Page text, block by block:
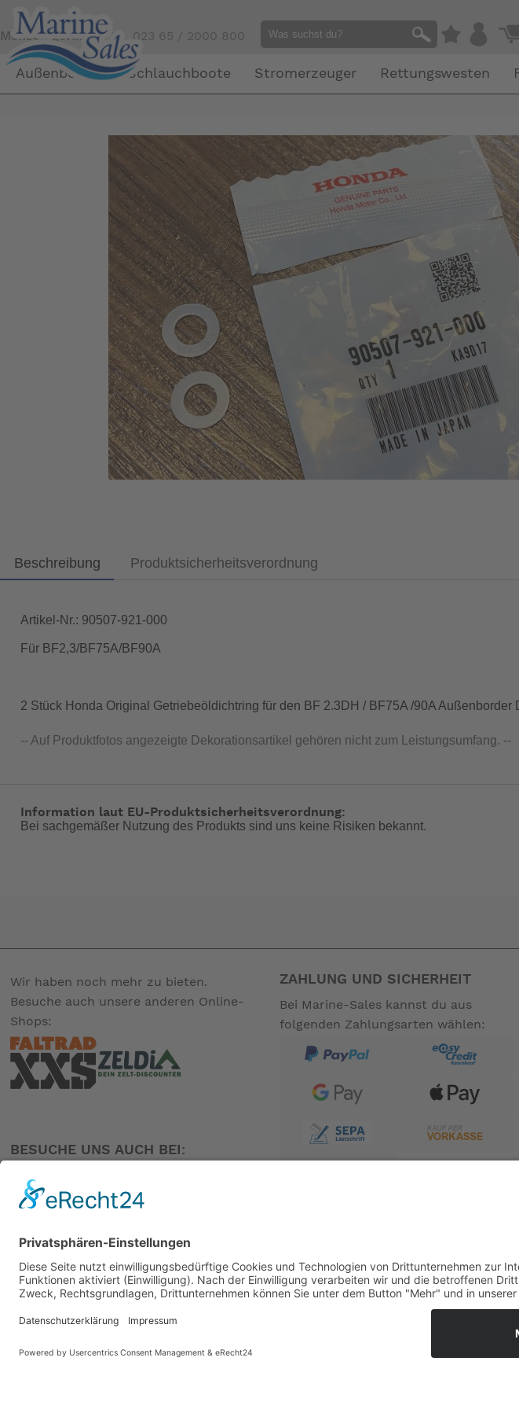
Mensch gefällig?Tel. 023 65 / 2000 800
Außenborder Schlauchboote Stromerzeuger Rettungswesten
Beschreibung Produktsicherheitsverordnung
Artikel-Nr.: 90507-921-000
Für BF2,3/BF75A/BF90A
2 Stück Honda Original Getriebeöldichtring für den BF 2.3DH / BF75A /90A
-- Auf Produktfotos angezeigte Dekorationsartikel gehören nicht zum Leistungsumfang. --
Information laut EU-Produktsicherheitsverordnung:
Bei sachgemäßer Nutzung des Produkts sind uns keine Risiken bekannt.
Wir haben noch mehr zu bieten.
Besuche auch unsere anderen Online-
Shops:
BESUCHE UNS AUCH BEI:
ZAHLUNG UND SICHERHEIT
Bei Marine-Sales kannst du aus
folgenden Zahlungsarten wählen: